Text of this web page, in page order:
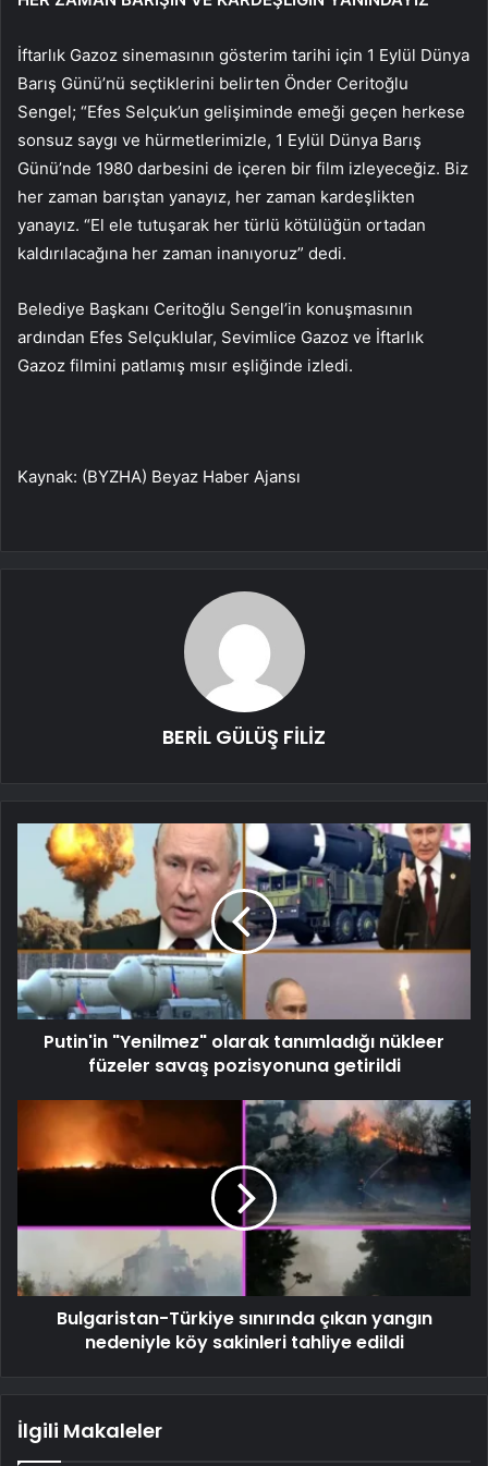
İftarlık Gazoz sinemasının gösterim tarihi için 1 Eylül Dünya
Barış Günü’nü seçtiklerini belirten Önder Ceritoğlu
Sengel; “Efes Selçuk’un gelişiminde emeği geçen herkese
sonsuz saygı ve hürmetlerimizle, 1 Eylül Dünya Barış
Günü’nde 1980 darbesini de içeren bir film izleyeceğiz. Biz
her zaman barıştan yanayız, her zaman kardeşlikten
yanayız. “El ele tutuşarak her türlü kötülüğün ortadan
kaldırılacağına her zaman inanıyoruz” dedi.
Belediye Başkanı Ceritoğlu Sengel’in konuşmasının
ardından Efes Selçuklular, Sevimlice Gazoz ve İftarlık
Gazoz filmini patlamış mısır eşliğinde izledi.
Kaynak: (BYZHA) Beyaz Haber Ajansı
BERİL GÜLÜŞ FİLİZ
Putin'in "Yenilmez" olarak tanımladığı nükleer
füzeler savaş pozisyonuna getirildi
Bulgaristan-Türkiye sınırında çıkan yangın
nedeniyle köy sakinleri tahliye edildi
İlgili Makaleler